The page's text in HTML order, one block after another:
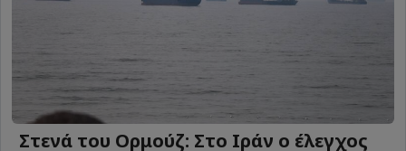
Στενά του Ορμούζ: Στο Ιράν ο έλεγχος